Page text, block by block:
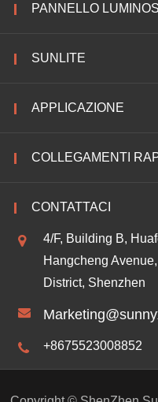
PANNELLO
SUNLITE
APPLICAZIONE
COLLEGAMENTI
CONTATTACI
4/F, Building B,
Hangcheng
District, Shenzhen
+8675523008852